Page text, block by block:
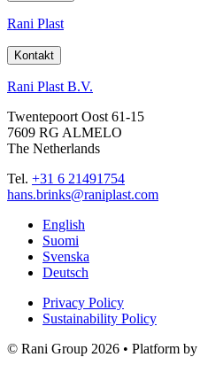
Rani Plast
Kontakt
Rani Plast B.V.
Twentepoort Oost 61-15
7609 RG ALMELO
The Netherlands
Tel. +31 6 21491754
hans.brinks@raniplast.com
Facebook
YouTube
Instagram
LinkedInEnglish
Suomi
Svenska
Deutsch
Privacy Policy
Sustainability Policy
© Rani Group 2026 • Platform by